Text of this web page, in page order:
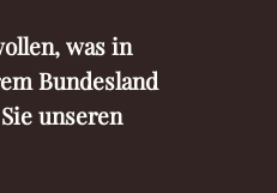
was in
Bundesland
unseren